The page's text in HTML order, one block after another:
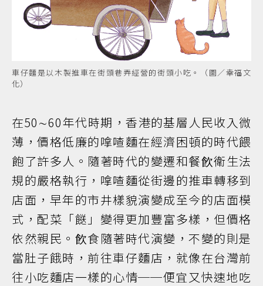
車仔麵是以木製推車在街頭巷弄經營的街頭小吃。（圖／幸福文
化）
在50∼60年代時期，香港的基層人民收入微
薄，價格低廉的嗱喳麵在經濟困頓的時代餵
飽了許多人。隨著時代的變遷和餐飮衛生法
規的嚴格執行，嗱喳麵從街邊的推車轉移到
店面，早年的市井樣貌演變成至今的店面模
式，配菜「餸」變得更加豐富多樣，但價格
依然親民。飮食隨著時代演變，不變的則是
當肚子餓時，前往車仔麵店，就像在台灣前
往小吃麵店一樣的心情──便宜又快速地吃